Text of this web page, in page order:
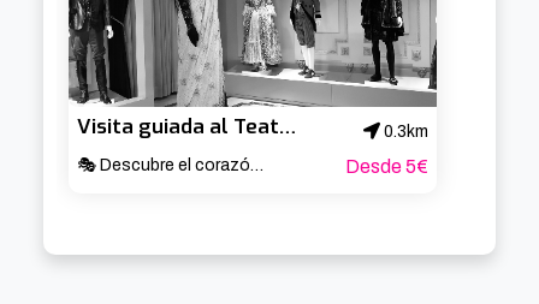
Visita guiada al Teatro Arriaga
0.3km
🎭 Descubre el corazón cultural de Bilbao ✨
Desde 5€